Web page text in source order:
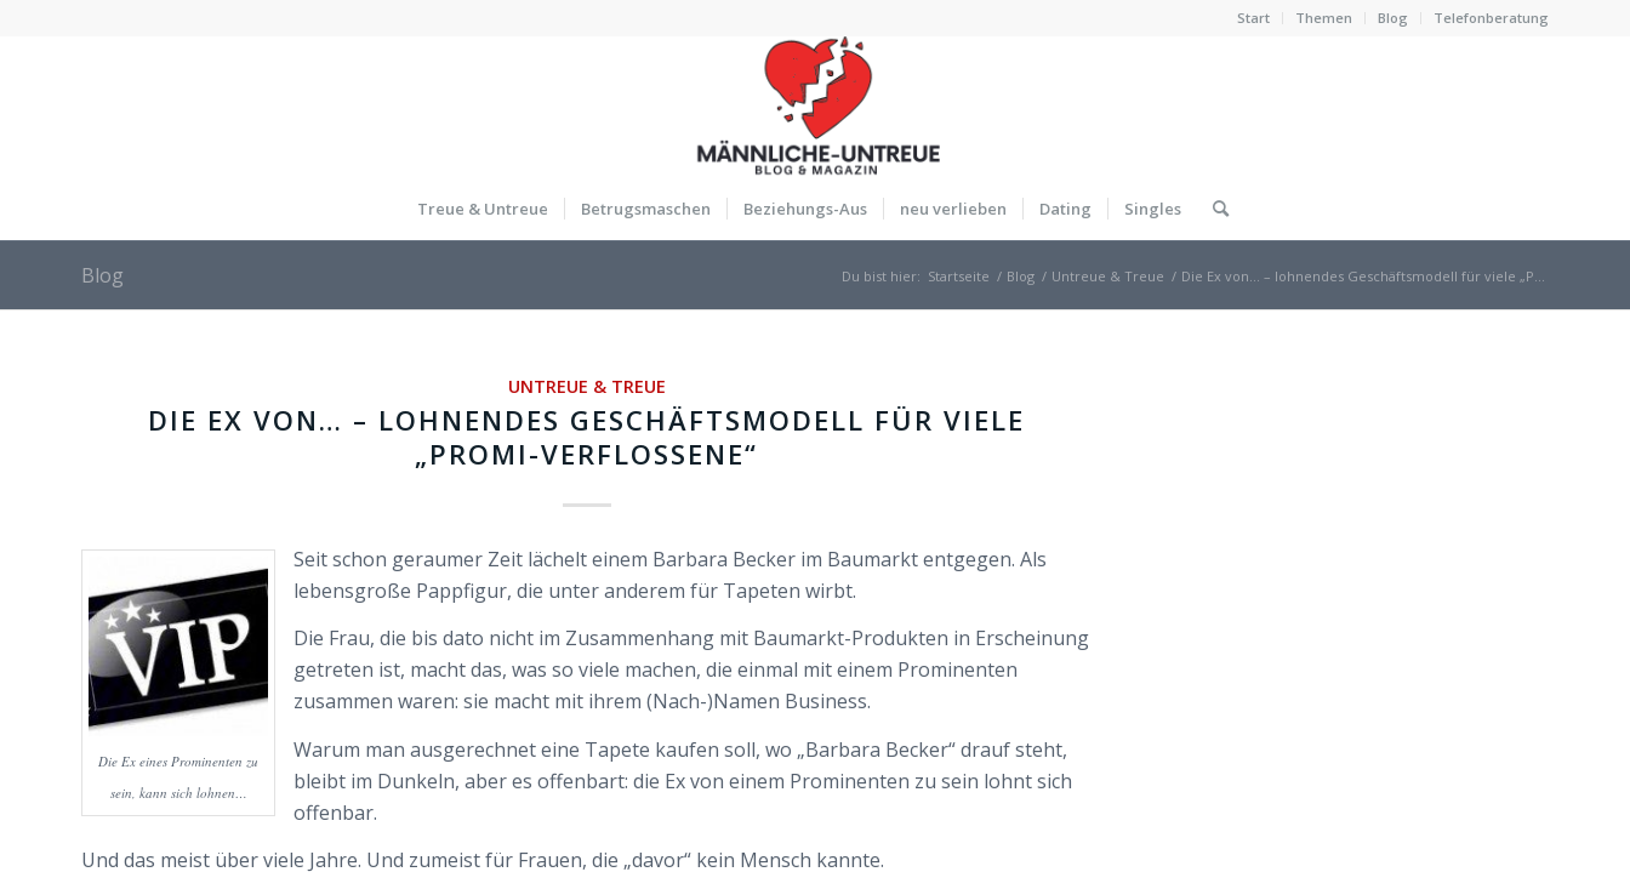
Start Themen Blog Telefonberatung
Treue & Untreue Betrugsmaschen Beziehungs-Aus neu verlieben Dating Singles
Blog Du bist hier: Startseite / Blog / Untreue & Treue / Die Ex von… – lohnendes Geschäftsmodell für viele „P...
UNTREUE & TREUE
DIE EX VON… – LOHNENDES GESCHÄFTSMODELL FÜR VIELE
„PROMI-VERFLOSSENE“
Die Ex eines Prominenten zu
sein, kann sich lohnen…
Seit schon geraumer Zeit lächelt einem Barbara Becker im Baumarkt entgegen. Als
lebensgroße Pappfigur, die unter anderem für Tapeten wirbt.
Die Frau, die bis dato nicht im Zusammenhang mit Baumarkt-Produkten in Erscheinung
getreten ist, macht das, was so viele machen, die einmal mit einem Prominenten
zusammen waren: sie macht mit ihrem (Nach-)Namen Business.
Warum man ausgerechnet eine Tapete kaufen soll, wo „Barbara Becker“ drauf steht,
bleibt im Dunkeln, aber es offenbart: die Ex von einem Prominenten zu sein lohnt sich
offenbar.
Und das meist über viele Jahre. Und zumeist für Frauen, die „davor“ kein Mensch kannte.